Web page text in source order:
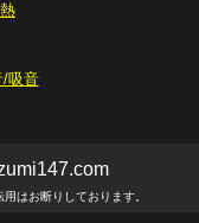
吸音
はお断りしております。